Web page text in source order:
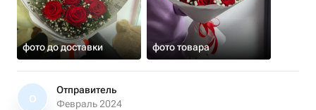
фото до доставки фото товара
О
Отправитель
Февраль 2024